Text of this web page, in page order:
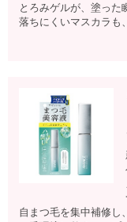
とろみゲルが、塗った
落ちにくいマスカラも
自まつ毛を集中補修し